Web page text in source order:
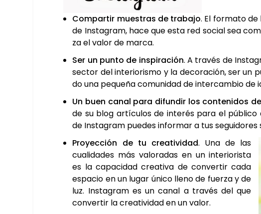
Com­par­tir mues­tras de tra­ba­jo. El for­ma­to
de Ins­ta­gram, hace que esta red social sea
za el valor de mar­ca.
Ser un pun­to de ins­pi­ra­ción. A tra­vés de
sec­tor del inte­rio­ris­mo y la deco­ra­ción, ser un
do una peque­ña comu­ni­dad de inter­cam­bio de
Un buen canal para difun­dir los con­te­ni­dos
de su blog artícu­los de inte­rés para el
de Ins­ta­gram pue­des infor­mar a tus segui­do­res
Pro­yec­ción de tu crea­ti­vi­dad. Una de las
cua­li­da­des más valo­ra­das en un inte­rio­ris­ta
es la capa­ci­dad crea­ti­va de con­ver­tir cada
espa­cio en un lugar úni­co lleno de fuer­za y de
luz. Ins­ta­gram es un canal a tra­vés del que
con­ver­tir la crea­ti­vi­dad en un valor.